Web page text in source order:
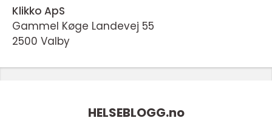
Klikko ApS
Gammel Køge Landevej 55
2500 Valby
HELSEBLOGG.no